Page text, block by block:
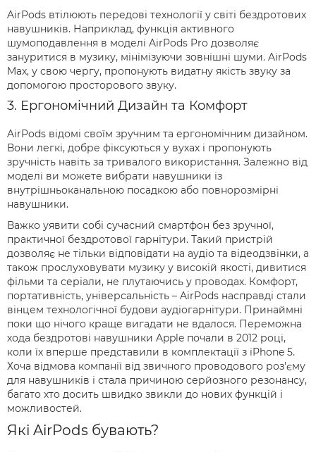
AirPods втілюють передові технології у світі бездротових
навушників. Наприклад, функція активного
шумоподавлення в моделі AirPods Pro дозволяє
зануритися в музику, мінімізуючи зовнішні шуми. AirPods
Max, у свою чергу, пропонують видатну якість звуку за
допомогою просторового звуку.
3. Ергономічний Дизайн та Комфорт
AirPods відомі своїм зручним та ергономічним дизайном.
Вони легкі, добре фіксуються у вухах і пропонують
зручність навіть за тривалого використання. Залежно від
моделі ви можете вибрати навушники із
внутрішньоканальною посадкою або повнорозмірні
навушники.
Важко уявити собі сучасний смартфон без зручної,
практичної бездротової гарнітури. Такий пристрій
дозволяє не тільки відповідати на аудіо та відеодзвінки, а
також прослуховувати музику у високій якості, дивитися
фільми та серіали, не плутаючись у проводах. Комфорт,
портативність, універсальність – AirPods насправді стали
вінцем технологічної будови аудіогарнітури. Принаймні
поки що нічого краще вигадати не вдалося. Переможна
хода бездротові навушники Apple почали в 2012 році,
коли їх вперше представили в комплектації з iPhone 5.
Хоча відмова компанії від звичного проводового роз'єму
для навушників і стала причиною серйозного резонансу,
багато хто досить швидко звикли до нових функцій і
можливостей.
Які AirPods бувають?